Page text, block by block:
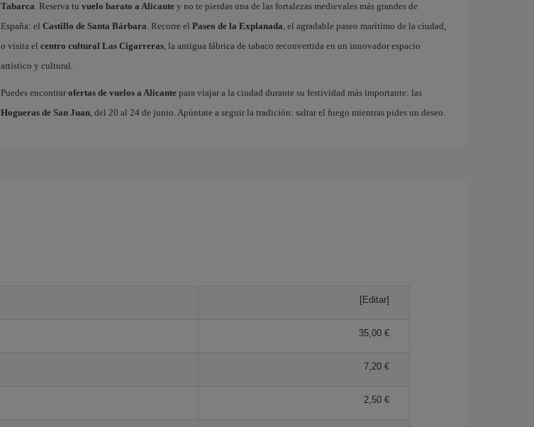
Tabarca. Reserva tu vuelo barato a Alicantey no te pierdas una de las fortalezas medievales más grandes de
España: el Castillo de Santa Bárbara. Recorre el Paseo de la Explanada, el agradable paseo marítimo de la ciudad,
o visita el centro cultural Las Cigarreras, la antigua fábrica de tabaco reconvertida en un innovador espacio
artístico y cultural.
Puedes encontrar ofertas de vuelos a Alicantepara viajar a la ciudad durante su festividad más importante: las
Hogueras de San Juan, del 20 al 24 de junio. Apúntate a seguir la tradición: saltar el fuego mientras pides un deseo.
[Editar]
35,00 €
7,20 €
2,50 €